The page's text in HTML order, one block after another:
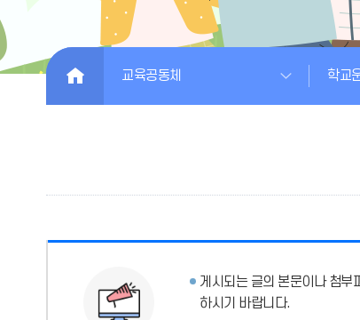
HOME 교육공동체 학교
게시되는 글의 본문이나 첨부
하시기 바랍니다.